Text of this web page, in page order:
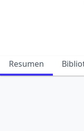
Resumen